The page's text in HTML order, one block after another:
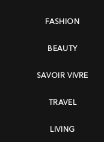
FASHION
BEAUTY
SAVOIR VIVRE
TRAVEL
LIVING